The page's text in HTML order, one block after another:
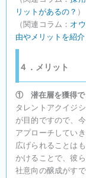
リットがあるの？ ）
（関連コラム： オ
由やメリットを紹介
４．メリット
① 潜在層を獲得で
タレントアクイジ
が目的ですので、
アプローチしてい
広げられることは
かけることで、彼
社意向の醸成がす